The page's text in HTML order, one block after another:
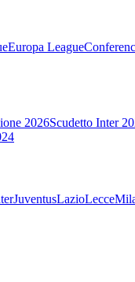
Europa League
2026Scudetto Inter
JuventusLazioLecce